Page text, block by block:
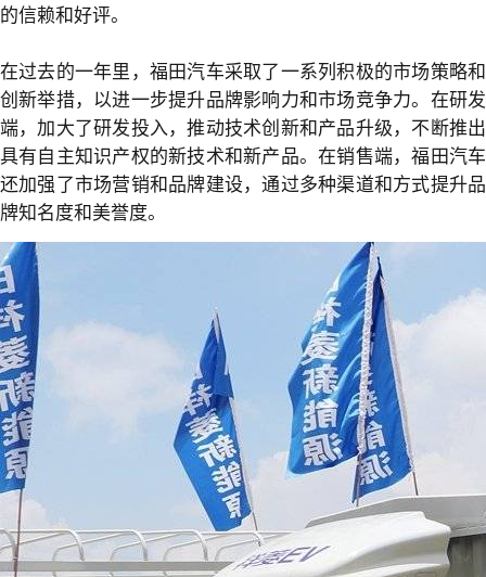
的信赖和好评。
在过去的一年里，福田汽车采取了一系列积极的市场策略和
创新举措，以进一步提升品牌影响力和市场竞争力。在研发
端，加大了研发投入，推动技术创新和产品升级，不断推出
具有自主知识产权的新技术和新产品。在销售端，福田汽车
还加强了市场营销和品牌建设，通过多种渠道和方式提升品
牌知名度和美誉度。